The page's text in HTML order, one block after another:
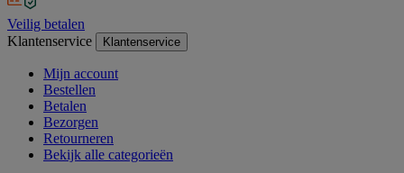
Veilig betalen
Klantenservice
Klantenservice
Mijn account
Bestellen
Betalen
Bezorgen
Retourneren
Bekijk alle categorieën